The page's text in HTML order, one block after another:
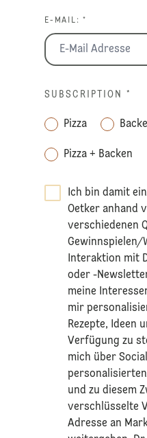
E-MAIL: *
SUBSCRIPTION *
Pizza
Pizza + Backen
Ich bin damit
Oetker anhand
verschiedenen
Gewinnspielen/
Interaktion mit
oder -
meine
mir
Rezepte, Ideen
Verfügung zu
mich über
und zu diesem
verschlüsselte
Adresse an